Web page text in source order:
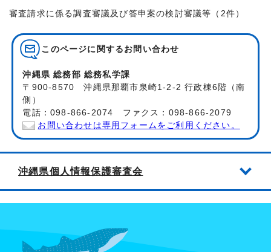
審査請求に係る調査審議及び答申案の検討審議等（2件）
このページに関する お問い合わせ
沖縄県 総務部 総務私学課
〒900-8570 沖縄県那覇市泉崎1-2-2 行政棟6階（南
側）
電話：098-866-2074 ファクス：098-866-2079
お問い合わせは専用フォームをご利用ください。
沖縄県個人情報保護審査会